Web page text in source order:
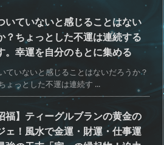
いていないと感じることはない
？ちょっとした不運は連続する
。幸運を自分のもとに集める
ていないと感じることはないだろうか？
ょっとした不運は連続す ...
福】ティーグルブランの黄金の
ェ！風水で金運・財運・仕事運